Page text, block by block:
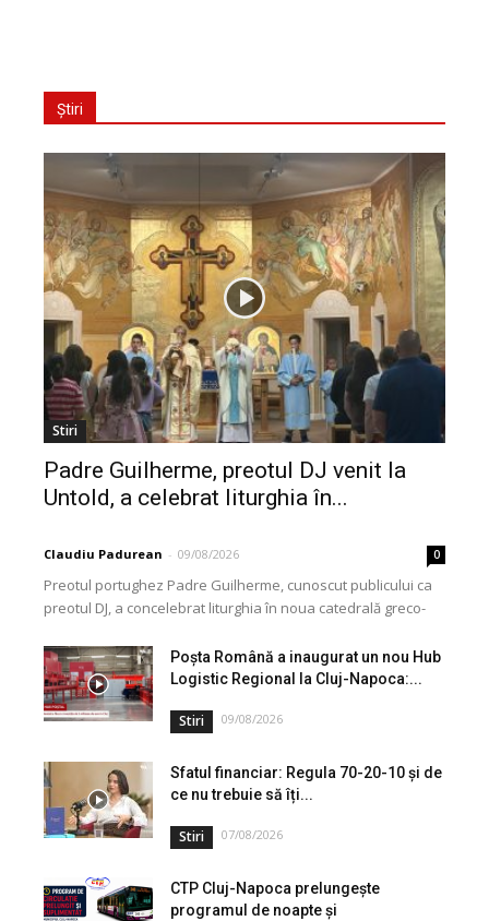
Știri
Stiri
Padre Guilherme, preotul DJ venit la
Untold, a celebrat liturghia în...
Claudiu Padurean - 09/08/2026 0
Preotul portughez Padre Guilherme, cunoscut publicului ca
preotul DJ, a concelebrat liturghia în noua catedrală greco-
Credinței din...
Poșta Română a inaugurat un nou Hub
Logistic Regional la Cluj-Napoca:...
Stiri 09/08/2026
Sfatul financiar: Regula 70-20-10 și de
ce nu trebuie să îți...
Stiri 07/08/2026
CTP Cluj-Napoca prelungește
programul de noapte și